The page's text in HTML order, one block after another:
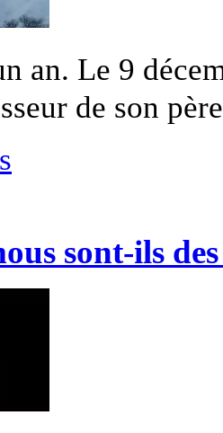
an. Le 9
de son
sont-ils